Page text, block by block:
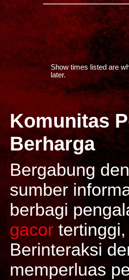
Show times listed are
later.
Komunitas
Berharga
Bergabung
sumber
berbagi
gacortertinggi,
Berinteraksi
memperluas